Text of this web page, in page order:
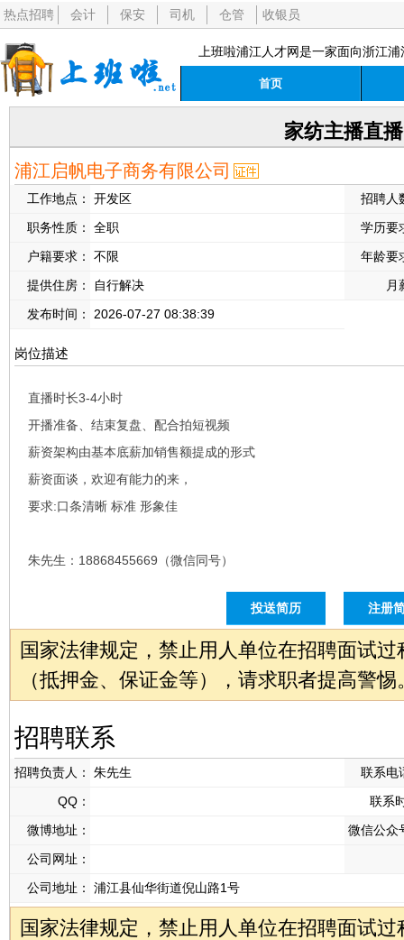
热点招聘 会计 保安 司机 仓管 收银员
上班啦浦江人才网是一家面向浙江
首页
家纺主播直播
浦江启帆电子商务有限公司
工作地点： 开发区
招聘人
职务性质：
全职
学历要
户籍要求：
不限
年龄要
提供住房：
自行解决
月
发布时间：
2026-07-27 08:38:39
岗位描述
直播时长3-4小时
开播准备、结束复盘、配合拍短视频
薪资架构由基本底薪加销售额提成的形式
薪资面谈，欢迎有能力的来，
要求:口条清晰 标准 形象佳
朱先生：18868455669（微信同号）
投送简历 注册
国家法律规定，禁止用人单位在招聘面试
（抵押金、保证金等），请求职者提高警惕
招聘联系
招聘负责人： 朱先生
联系电
QQ：
联系
微博地址：
微信公众
公司网址：
公司地址：
浦江县仙华街道倪山路1号
国家法律规定，禁止用人单位在招聘面试